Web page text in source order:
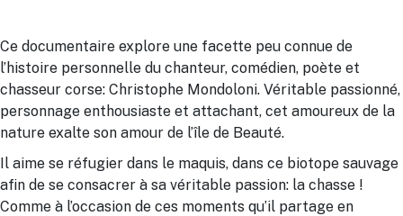
Ce documentaire explore une facette peu connue de
l’histoire personnelle du chanteur, comédien, poète et
chasseur corse: Christophe Mondoloni. Véritable passionné,
personnage enthousiaste et attachant, cet amoureux de la
nature exalte son amour de l’île de Beauté.
Il aime se réfugier dans le maquis, dans ce biotope sauvage
afin de se consacrer à sa véritable passion: la chasse !
Comme à l’occasion de ces moments qu’il partage en